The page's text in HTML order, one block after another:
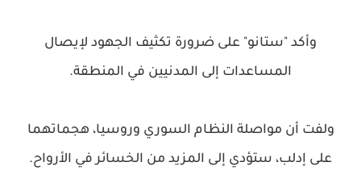
وأكد "ستانو" على ضرورة تكثيف الجهود لإيصال
المساعدات إلى المدنيين في المنطقة.
ولفت أن مواصلة النظام السوري وروسيا، هجماتهما
على إدلب، ستؤدي إلى المزيد من الخسائر في الأرواح.